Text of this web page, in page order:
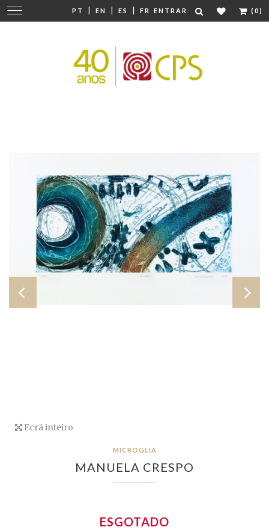
PT | EN | ES | FR ENTRAR (0)
Mudar
navegação
Ecrã inteiro
MICROGLIA
MANUELA CRESPO
ESGOTADO